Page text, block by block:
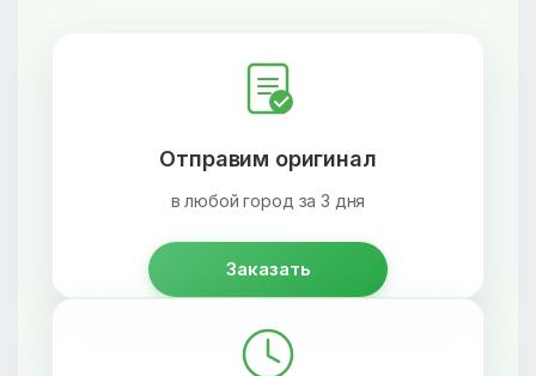
Отправим оригинал
в любой город за 3 дня
Заказать